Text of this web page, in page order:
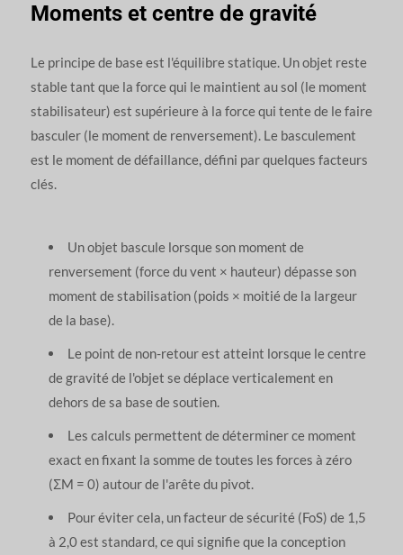
Moments et centre de gravité
Le principe de base est l'équilibre statique. Un objet reste
stable tant que la force qui le maintient au sol (le moment
stabilisateur) est supérieure à la force qui tente de le faire
basculer (le moment de renversement). Le basculement
est le moment de défaillance, défini par quelques facteurs
clés.
Un objet bascule lorsque son moment de
renversement (force du vent × hauteur) dépasse son
moment de stabilisation (poids × moitié de la largeur
de la base).
Le point de non-retour est atteint lorsque le centre
de gravité de l'objet se déplace verticalement en
dehors de sa base de soutien.
Les calculs permettent de déterminer ce moment
exact en fixant la somme de toutes les forces à zéro
(ΣM = 0) autour de l'arête du pivot.
Pour éviter cela, un facteur de sécurité (FoS) de 1,5
à 2,0 est standard, ce qui signifie que la conception